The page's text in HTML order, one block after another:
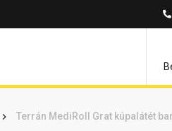
Terrán MediRoll Grat kúpalátét
Kérdések és válaszok